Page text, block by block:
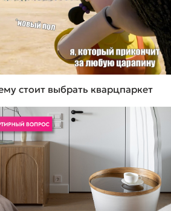
стоит выбрать кварцпаркет